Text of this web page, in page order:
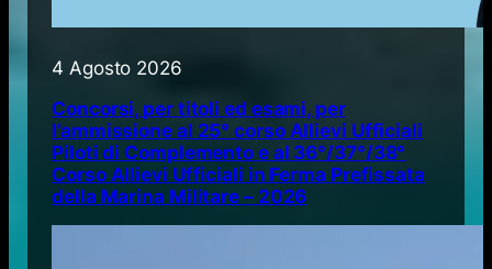
4 Agosto 2026
Concorsi, per titoli ed esami, per
l’ammissione al 25° corso Allievi Ufficiali
Piloti di Complemento e al 36°/37°/38°
Corso Allievi Ufficiali in Ferma Prefissata
della Marina Militare – 2026